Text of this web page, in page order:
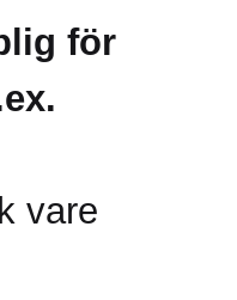
för
vare